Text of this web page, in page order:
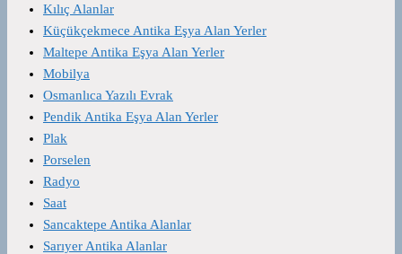
Kılıç Alanlar
Küçükçekmece Antika Eşya Alan Yerler
Maltepe Antika Eşya Alan Yerler
Mobilya
Osmanlıca Yazılı Evrak
Pendik Antika Eşya Alan Yerler
Plak
Porselen
Radyo
Saat
Sancaktepe Antika Alanlar
Sarıyer Antika Alanlar